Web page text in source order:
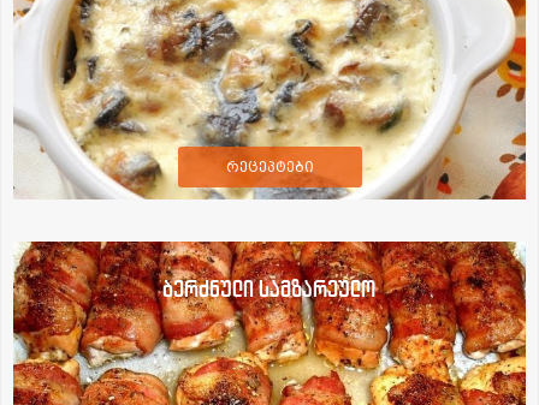
რეცეპტები
ბერძნული სამზარეულო